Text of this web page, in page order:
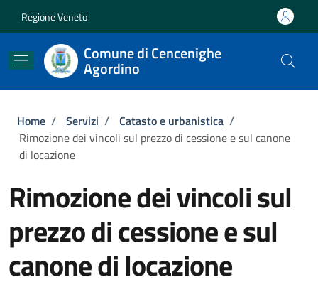
Regione Veneto
Comune di Cencenighe
Agordino
Briciole di pane
Home / Servizi / Catasto e urbanistica /
Rimozione dei vincoli sul prezzo di cessione e sul canone
di locazione
Rimozione dei vincoli sul
prezzo di cessione e sul
canone di locazione